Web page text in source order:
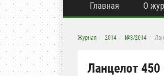
Главная О
Журнал 2014 №3/2014
Ланцелот